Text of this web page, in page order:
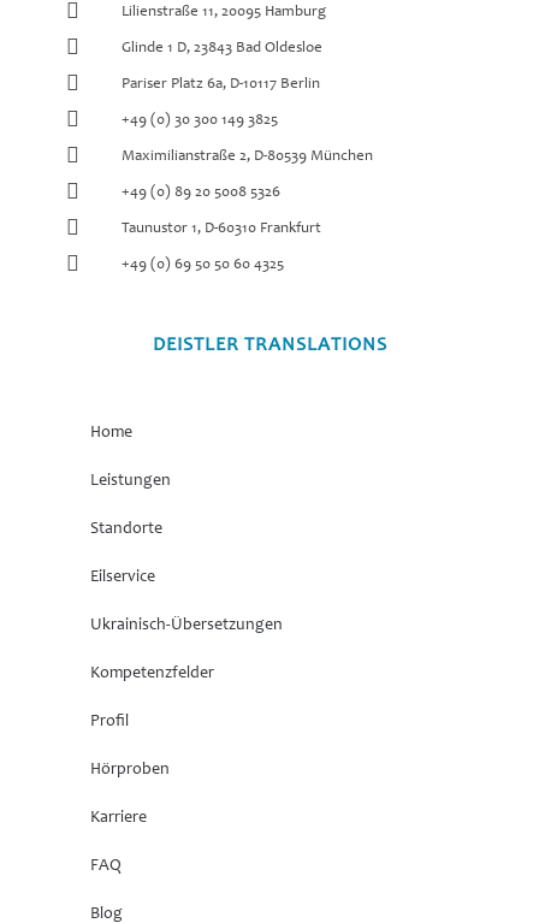
Lilienstraße 11, 20095 Hamburg
Glinde 1 D, 23843 Bad Oldesloe
Pariser Platz 6a, D-10117 Berlin
+49 (0) 30 300 149 3825
Maximilianstraße 2, D-80539 München
+49 (0) 89 20 5008 5326
Taunustor 1, D-60310 Frankfurt
+49 (0) 69 50 50 60 4325
DEISTLER TRANSLATIONS
Home
Leistungen
Standorte
Eilservice
Ukrainisch-Übersetzungen
Kompetenzfelder
Profil
Hörproben
Karriere
FAQ
Blog